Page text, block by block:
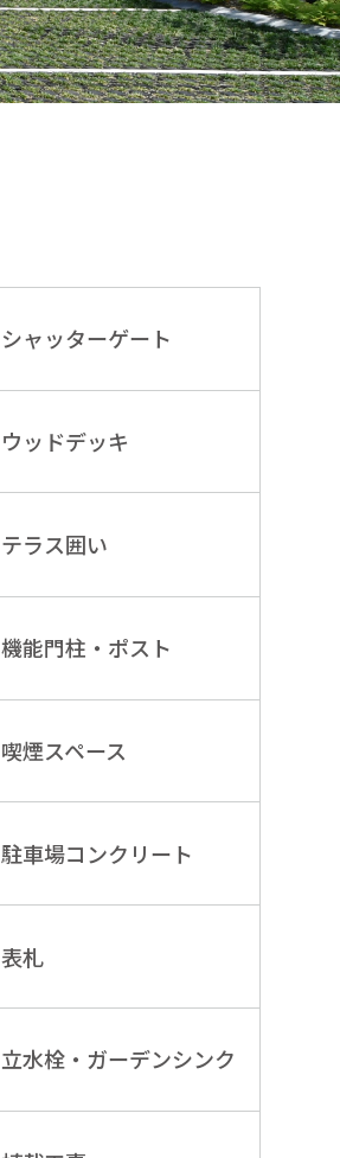
シャッターゲート
ウッドデッキ
テラス囲い
機能門柱・ポスト
喫煙スペース
駐車場コンクリート
表札
立水栓・ガーデンシンク